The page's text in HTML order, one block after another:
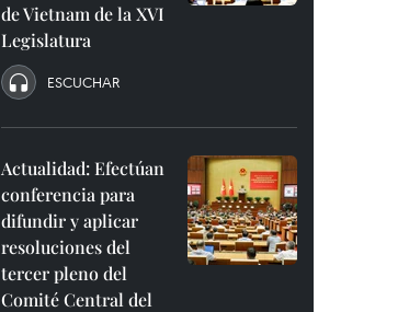
de Vietnam de la XVI
Legislatura
ESCUCHAR
Actualidad: Efectúan
conferencia para
difundir y aplicar
resoluciones del
tercer pleno del
Comité Central del